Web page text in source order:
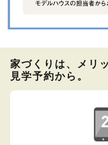
家づくりは、メリ
見学予約から。